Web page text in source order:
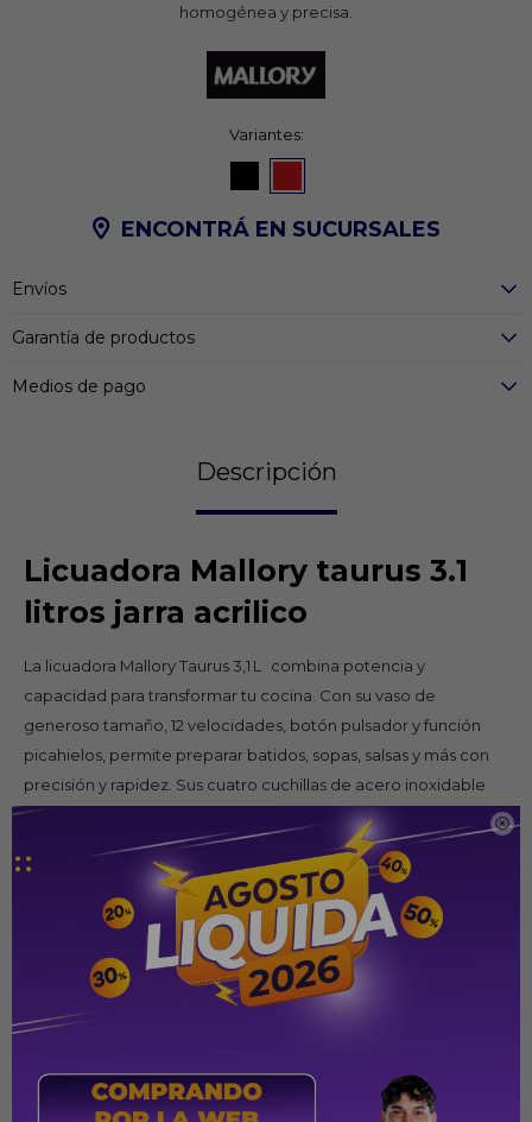

homogénea y precisa.
Variantes:
ENCONTRÁ EN SUCURSALES
Envíos
Garantía de productos
Medios de pago
Descripción
Licuadora Mallory taurus 3.1
litros jarra acrilico
La licuadora Mallory Taurus 3,1 L combina potencia y
capacidad para transformar tu cocina. Con su vaso de
generoso tamaño, 12 velocidades, botón pulsador y función
picahielos, permite preparar batidos, sopas, salsas y más con
precisión y rapidez. Sus cuatro cuchillas de acero inoxidable
garantizan mezcla uniforme, mientras el filtro incorporado y la
auto‑limpieza facilitan su uso. Elegante en negro, robusta y
eficiente: una aliada perfecta para recetas saludables y
Características Tecnicas :
4 cuchillas de acero inoxidable
Auto-limpieza y pica hielo
Filtro de acero inoxidable